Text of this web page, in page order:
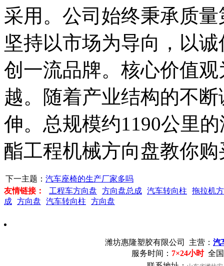
采用。公司始终秉承质
坚持以市场为导向，以
创一流品牌。核心价值
越。随着产业结构的不
伸。总规模约1190公里
酯工程机械方向盘教你
下一主题： 汽车座椅的生产厂家多吗
友情链接：
工程车方向盘 方向盘总成 汽车转向柱
拖拉机
成 方向盘 汽车转向柱 方向盘
潍坊惠隆塑胶有限公司 主营： 汽
服务时间： 7×24小时全国